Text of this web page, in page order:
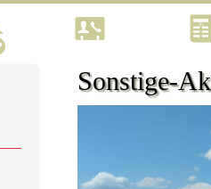
Sonstige-